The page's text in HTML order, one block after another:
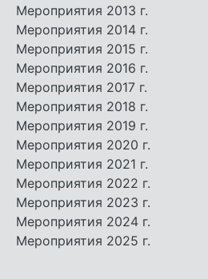
Мероприятия 2013 г.
Мероприятия 2014 г.
Мероприятия 2015 г.
Мероприятия 2016 г.
Мероприятия 2017 г.
Мероприятия 2018 г.
Мероприятия 2019 г.
Мероприятия 2020 г.
Мероприятия 2021 г.
Мероприятия 2022 г.
Мероприятия 2023 г.
Мероприятия 2024 г.
Мероприятия 2025 г.